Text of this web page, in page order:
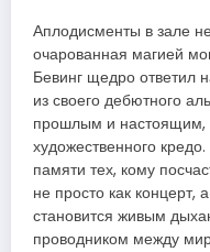
Аплодисменты в зале
очарованная магией
Бевинг щедро ответил
из своего дебютного
прошлым и настоящим,
художественного
памяти тех, кому
не просто как концерт,
становится живым
проводником между